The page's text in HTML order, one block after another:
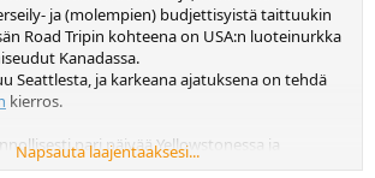
ja (molempien) budjettisyistä taittuukin
Road Tripin kohteena on USA:n luoteinurkka
Kanadassa.
Seattlesta, ja karkeana ajatuksena on tehdä
kierros.
pari päivää Yellowstonessa ja
on muutenkin paikat väärällään, mutta onko
Napsauta laajentaaksesi...